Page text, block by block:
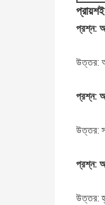
প্রশ্ন:
উত্তর:
প্রশ্ন:
উত্তর:
প্রশ্ন:
উত্তর: